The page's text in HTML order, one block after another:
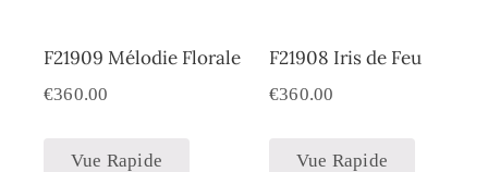
F21909 Mélodie Florale
€360.00
Vue Rapide
F21908 Iris de Feu
€360.00
Vue Rapide